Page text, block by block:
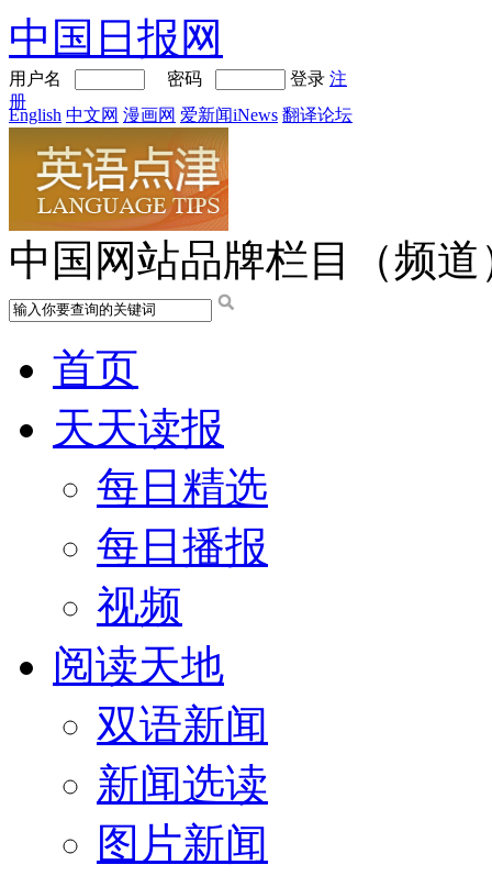
中国日报网
用户名 密码 登录 注
册
English 中文网 漫画网 爱新闻iNews 翻译论坛
中国网站品牌栏目（频道
首页
天天读报
每日精选
每日播报
视频
阅读天地
双语新闻
新闻选读
图片新闻